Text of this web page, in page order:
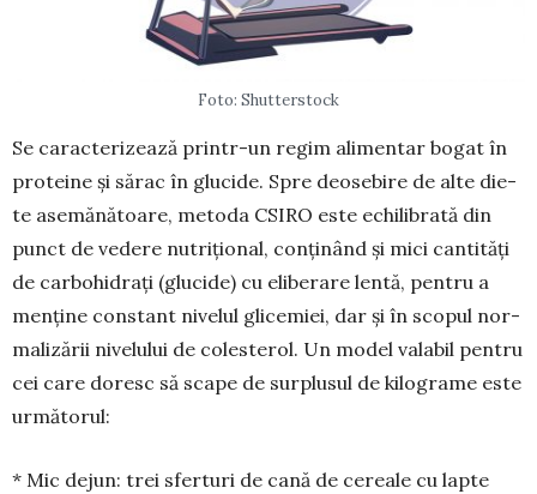
Foto: Shutterstock
Se caracterizează printr-un regim alimentar bogat în
proteine și sărac în glucide. Spre deosebire de alte die­
te ase­mănătoare, metoda CSIRO este echili­brată din
punct de vedere nu­trițional, conținând și mici can­tități
de carbohi­drați (glucide) cu eliberare len­tă, pen­tru a
menține con­stant ni­velul glicemiei, dar și în sco­pul nor­
malizării nivelului de coles­terol. Un model valabil pentru
cei care doresc să scape de surplusul de ki­lo­grame este
următorul:
* Mic dejun: trei sferturi de ca­nă de cereale cu lapte